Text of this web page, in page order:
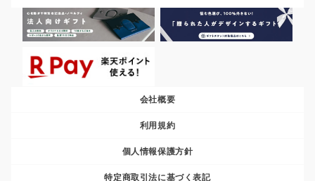
会社概要
利用規約
個人情報保護方針
特定商取引法に基づく表記